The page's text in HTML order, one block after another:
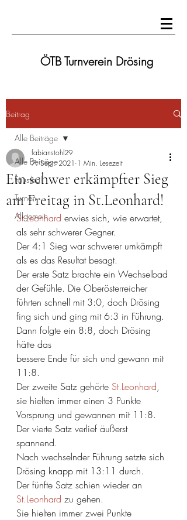
ÖTB Turnverein Drösing
Beitrag
Alle Beiträge
Faustball
Turnen
Allgemein
Alle Beiträge
Ein schwer erkämpfter Sieg
am Freitag in St.Leonhard!
fabianstohl29
7. Sept. 2021 1 Min. Lesezeit
St.Leonhard erwies sich, wie erwartet,
als sehr schwerer Gegner.
Der 4:1 Sieg war schwerer umkämpft
als es das Resultat besagt.
Der erste Satz brachte ein Wechselbad
der Gefühle. Die Oberösterreicher
führten schnell mit 3:0, doch Drösing
fing sich und ging mit 6:3 in Führung.
Dann folgte ein 8:8, doch Drösing
hätte das
bessere Ende für sich und gewann mit
11:8.
Der zweite Satz gehörte St.Leonhard,
sie hielten immer einen 3 Punkte
Vorsprung und gewannen mit 11:8.
Der vierte Satz verlief äußerst
spannend.
Nach wechselnder Führung setzte sich
Drösing knapp mit 13:11 durch.
Der fünfte Satz schien wieder an
St.Leonhard zu gehen.
Sie hielten immer zwei Punkte